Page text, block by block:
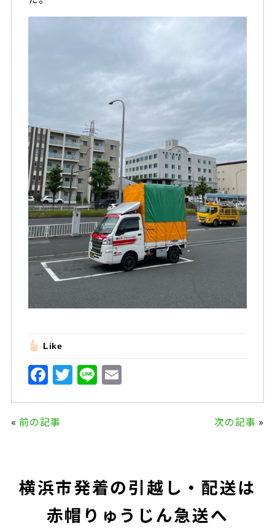
Like
F
a
c
e
o
o
k
T
w
Li
n
E
« 前の記事 次の記事 »
横浜市発着の引越し・配送は
赤帽りゅうじん急送へ